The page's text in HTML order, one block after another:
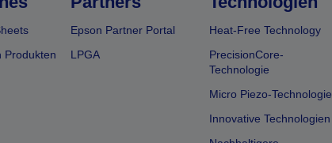
Produkten
Epson Partner Portal
LPGA
Heat-Free Technology
PrecisionCore-
Technologie
Micro Piezo-Technologie
Innovative Technologien